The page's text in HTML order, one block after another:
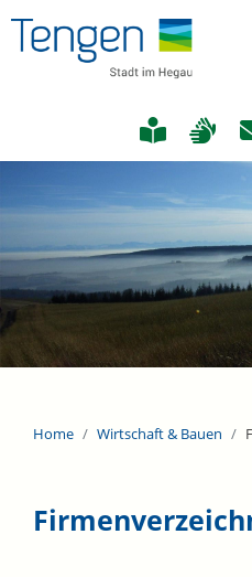
Home Wirtschaft & Bauen